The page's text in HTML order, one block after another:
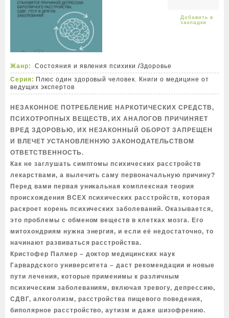
Жанр: Состояния и явления психики /Здоровье
Серия: Плюс один здоровый человек. Книги о медицине от
ведущих экспертов
НЕЗАКОННОЕ ПОТРЕБЛЕНИЕ НАРКОТИЧЕСКИХ СРЕДСТВ,
ПСИХОТРОПНЫХ ВЕЩЕСТВ, ИХ АНАЛОГОВ ПРИЧИНЯЕТ
ВРЕД ЗДОРОВЬЮ, ИХ НЕЗАКОННЫЙ ОБОРОТ ЗАПРЕЩЕН
И ВЛЕЧЕТ УСТАНОВЛЕННУЮ ЗАКОНОДАТЕЛЬСТВОМ
ОТВЕТСТВЕННОСТЬ.
Как не заглушать симптомы психических расстройств
лекарствами, а вылечить саму первоначальную причину?
Перед вами первая уникальная комплексная теория
происхождения ВСЕХ психических расстройств, которая
раскроет корень психических заболеваний. Оказывается,
это проблемы с обменом веществ в клетках мозга. Его
митохондриям нужна энергия, и если её недостаточно, то
начинают развиваться расстройства.
Кристофер Палмер – доктор медицинских наук
Гарвардского университета – даст рекомендации и новые
пути лечения, которые применимы к различным
психическим заболеваниям, включая тревогу, депрессию,
СДВГ, алкоголизм, расстройства пищевого поведения,
биполярное расстройство, аутизм и даже шизофрению.